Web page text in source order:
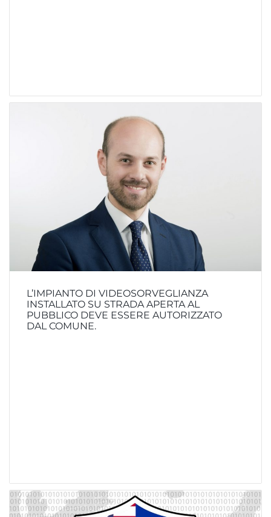
L’IMPIANTO DI VIDEOSORVEGLIANZA
INSTALLATO SU STRADA APERTA AL
PUBBLICO DEVE ESSERE AUTORIZZATO
DAL COMUNE.